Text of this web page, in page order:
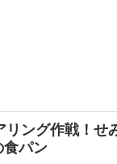
ング作戦！せ
食パン